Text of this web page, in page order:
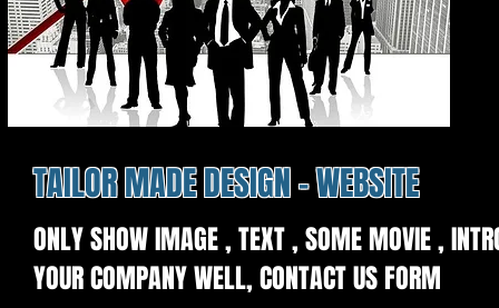
TAILOR MADE DESIGN - WEBSITE
ONLY SHOW IMAGE , TEXT , SOME MOVIE ,
YOUR COMPANY WELL, CONTACT US FORM